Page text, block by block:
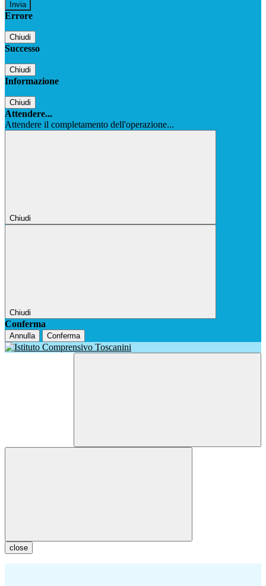
Errore
Chiudi
Successo
Chiudi
Informazione
Chiudi
Attendere...
Attendere il completamento dell'operazione...
Chiudi
Chiudi
Conferma
Annulla Conferma
close